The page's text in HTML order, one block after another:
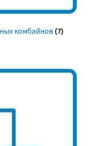
комбайнов (7)